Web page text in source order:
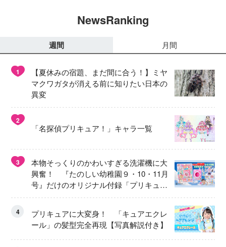
NewsRanking
週間 月間
1
【夏休みの宿題、まだ間に合う！】ミヤ
マクワガタが消える前に知りたい日本の
異変
2
「名探偵プリキュア！」キャラ一覧
3
本物そっくりのかわいすぎる洗濯機に大
興奮！ 『たのしい幼稚園９・10・11月
号』だけのオリジナル付録「プリキュ
ア くるくるせんたくき」
4
プリキュアに大変身！ 「キュアエクレ
ール」の髪型完全再現【写真解説付き】